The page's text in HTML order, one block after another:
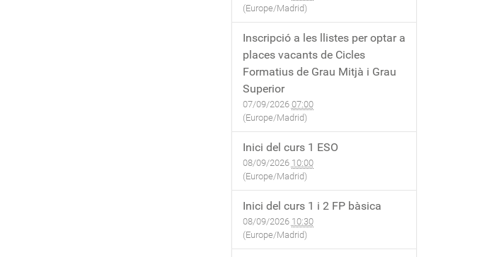
(Europe/Madrid)
Inscripció a les llistes per optar a
places vacants de Cicles
Formatius de Grau Mitjà i Grau
Superior
07/09/2026 07:00
(Europe/Madrid)
Inici del curs 1 ESO
08/09/2026 10:00
(Europe/Madrid)
Inici del curs 1 i 2 FP bàsica
08/09/2026 10:30
(Europe/Madrid)